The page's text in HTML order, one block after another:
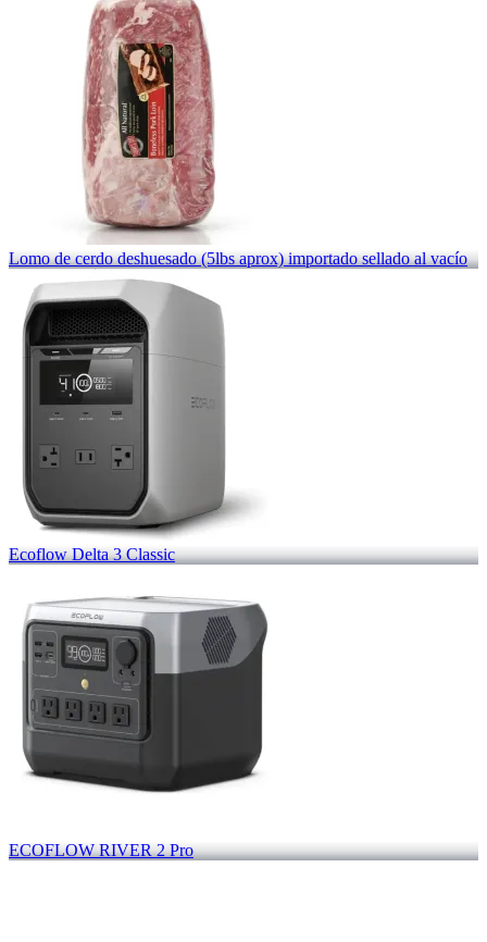
Lomo de cerdo deshuesado (5lbs aprox) importado sellado al vacío
Ecoflow Delta 3 Classic
ECOFLOW RIVER 2 Pro